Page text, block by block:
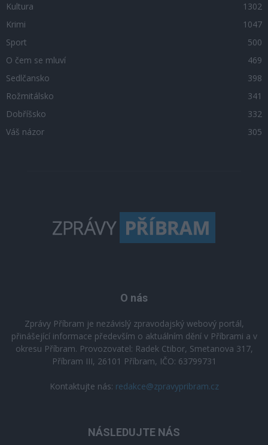
Kultura
1302
Krimi
1047
Sport
500
O čem se mluví
469
Sedlčansko
398
Rožmitálsko
341
Dobříšsko
332
Váš názor
305
O nás
Zprávy Příbram je nezávislý zpravodajský webový portál,
přinášející informace především o aktuálním dění v Příbrami a v
okresu Příbram. Provozovatel: Radek Ctibor, Smetanova 317,
Příbram III, 26101 Příbram, IČO: 63799731
Kontaktujte nás: redakce@zpravypribram.cz
NÁSLEDUJTE NÁS